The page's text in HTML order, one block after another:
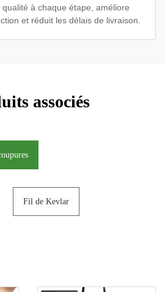
à chaque étape, améliore
et réduit les délais de livraison.
associés
Fil de Kevlar